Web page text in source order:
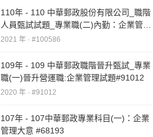
110年 - 110 中華郵政股份有限公司_職階
人員甄試試題_專業職(二)內勤：企業管理
大意及洗錢防制法大意#100586
2021 年 · #100586
109年 - 109 中華郵政職階晉升甄試_專業
職(一)晉升營運職:企業管理試題#91012
2020 年 · #91012
107年 - 107中華郵政專業科目(一)：企業
管理大意 #68193